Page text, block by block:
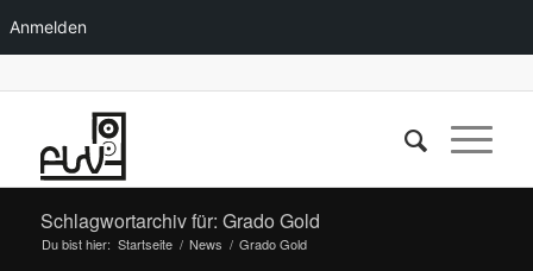
Anmelden
Schlagwortarchiv für: Grado Gold
Du bist hier: Startseite / News / Grado Gold